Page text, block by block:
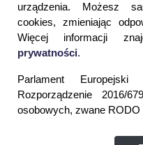
urządzenia. Możesz
cookies, zmieniając
Więcej informacji
prywatności.
Parlament
Rozporządzenie 2016/
osobowych, zwane RODO